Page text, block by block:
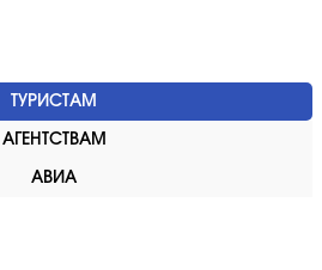
ТУРИСТАМ
АГЕНТСТВАМ
АВИА